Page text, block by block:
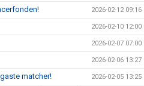
2026-02-12 09:16
2026-02-10 12:00
2026-02-07 07:00
2026-02-06 13:27
matcher! 2026-02-05 13:25